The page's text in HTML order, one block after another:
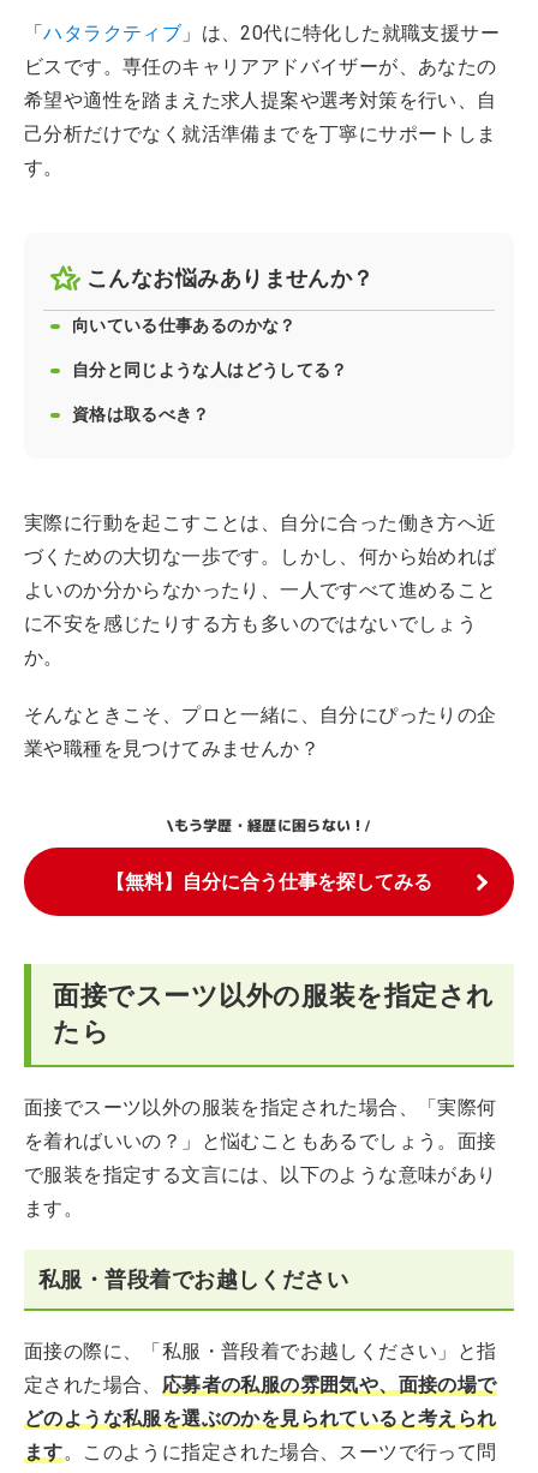
「ハタラクティブ 」は、20代に特化した就職支援サー
ビスです。専任のキャリアアドバイザーが、あなたの
希望や適性を踏まえた求人提案や選考対策を行い、自
己分析だけでなく就活準備までを丁寧にサポートしま
す。
こんなお悩みありませんか？
向いている仕事あるのかな？
自分と同じような人はどうしてる？
資格は取るべき？
実際に行動を起こすことは、自分に合った働き方へ近
づくための大切な一歩です。しかし、何から始めれば
よいのか分からなかったり、一人ですべて進めること
に不安を感じたりする方も多いのではないでしょう
か。
そんなときこそ、プロと一緒に、自分にぴったりの企
業や職種を見つけてみませんか？
\もう学歴・経歴に困らない！/
【無料】自分に合う仕事を探してみる
面接でスーツ以外の服装を指定され
たら
面接でスーツ以外の服装を指定された場合、「実際何
を着ればいいの？」と悩むこともあるでしょう。面接
で服装を指定する文言には、以下のような意味があり
ます。
私服・普段着でお越しください
面接の際に、「私服・普段着でお越しください」と指
定された場合、 応募者の私服の雰囲気や、面接の場で
どのような私服を選ぶのかを見られていると考えられ
ます。このように指定された場合、スーツで行って問